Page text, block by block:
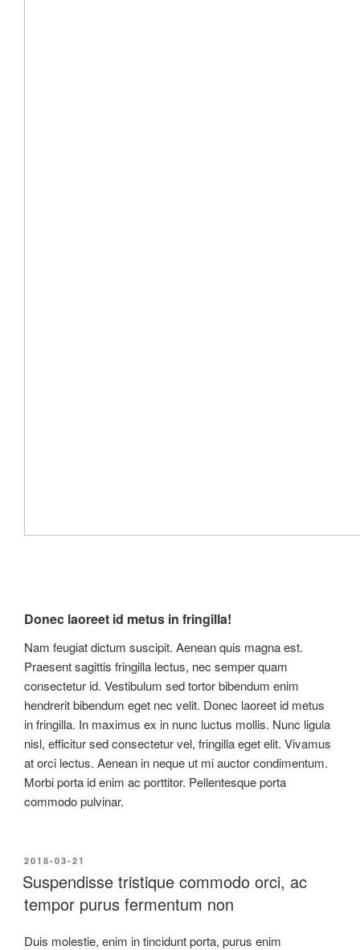
Donec laoreet id metus in fringilla!
Nam feugiat dictum suscipit. Aenean quis magna est.
Praesent sagittis fringilla lectus, nec semper quam
consectetur id. Vestibulum sed tortor bibendum enim
hendrerit bibendum eget nec velit. Donec laoreet id metus
in fringilla. In maximus ex in nunc luctus mollis. Nunc ligula
nisl, efficitur sed consectetur vel, fringilla eget elit. Vivamus
at orci lectus. Aenean in neque ut mi auctor condimentum.
Morbi porta id enim ac porttitor. Pellentesque porta
commodo pulvinar.
2018-03-21
Suspendisse tristique commodo orci, ac
tempor purus fermentum non
Duis molestie, enim in tincidunt porta, purus enim